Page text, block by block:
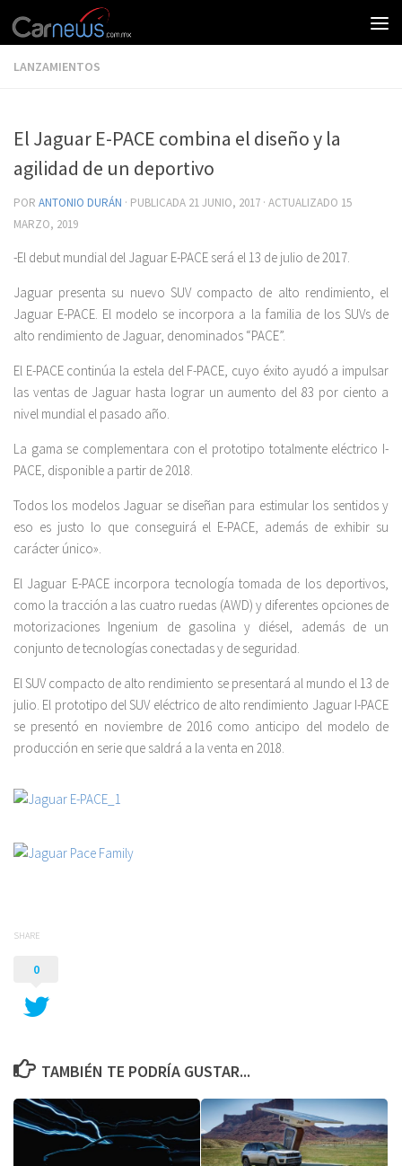
LANZAMIENTOS
El Jaguar E-PACE combina el diseño y la
agilidad de un deportivo
POR ANTONIO DURÁN · PUBLICADA 21 JUNIO, 2017 · ACTUALIZADO 15
MARZO, 2019
-El debut mundial del Jaguar E-PACE será el 13 de julio de 2017.
Jaguar presenta su nuevo SUV compacto de alto rendimiento, el
Jaguar E-PACE. El modelo se incorpora a la familia de los SUVs de
alto rendimiento de Jaguar, denominados “PACE”.
El E-PACE continúa la estela del F-PACE, cuyo éxito ayudó a impulsar
las ventas de Jaguar hasta lograr un aumento del 83 por ciento a
nivel mundial el pasado año.
La gama se complementara con el prototipo totalmente eléctrico I-
PACE, disponible a partir de 2018.
Todos los modelos Jaguar se diseñan para estimular los sentidos y
eso es justo lo que conseguirá el E-PACE, además de exhibir su
carácter único».
El Jaguar E-PACE incorpora tecnología tomada de los deportivos,
como la tracción a las cuatro ruedas (AWD) y diferentes opciones de
motorizaciones Ingenium de gasolina y diésel, además de un
conjunto de tecnologías conectadas y de seguridad.
El SUV compacto de alto rendimiento se presentará al mundo el 13 de
julio. El prototipo del SUV eléctrico de alto rendimiento Jaguar I-PACE
se presentó en noviembre de 2016 como anticipo del modelo de
producción en serie que saldrá a la venta en 2018.
SHARE
0
TAMBIÉN TE PODRÍA GUSTAR...